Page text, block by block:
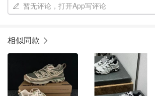
暂无评论，打开App写评论
相似同款